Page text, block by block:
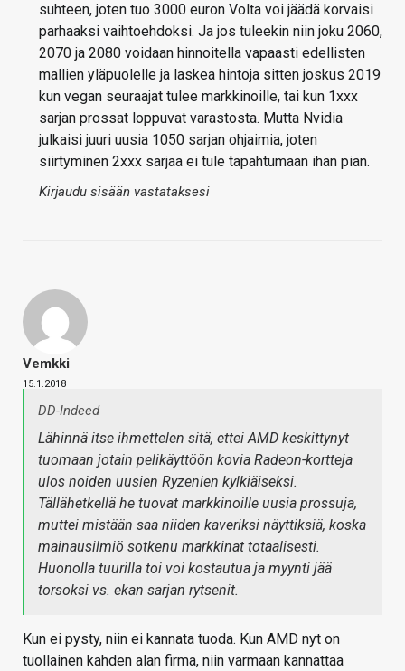
suhteen, joten tuo 3000 euron Volta voi jäädä korvaisi
parhaaksi vaihtoehdoksi. Ja jos tuleekin niin joku 2060,
2070 ja 2080 voidaan hinnoitella vapaasti edellisten
mallien yläpuolelle ja laskea hintoja sitten joskus 2019
kun vegan seuraajat tulee markkinoille, tai kun 1xxx
sarjan prossat loppuvat varastosta. Mutta Nvidia
julkaisi juuri uusia 1050 sarjan ohjaimia, joten
siirtyminen 2xxx sarjaa ei tule tapahtumaan ihan pian.
Kirjaudu sisään vastataksesi
Vemkki
15.1.2018
DD-Indeed
Lähinnä itse ihmettelen sitä, ettei AMD keskittynyt
tuomaan jotain pelikäyttöön kovia Radeon-kortteja
ulos noiden uusien Ryzenien kylkiäiseksi.
Tällähetkellä he tuovat markkinoille uusia prossuja,
muttei mistään saa niiden kaveriksi näyttiksiä, koska
mainausilmiö sotkenu markkinat totaalisesti.
Huonolla tuurilla toi voi kostautua ja myynti jää
torsoksi vs. ekan sarjan rytsenit.
Kun ei pysty, niin ei kannata tuoda. Kun AMD nyt on
tuollainen kahden alan firma, niin varmaan kannattaa